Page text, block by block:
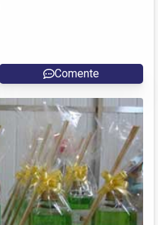
Comente